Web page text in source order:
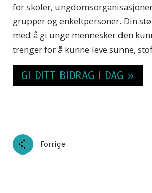
for skoler,
grupper og enkeltpersoner. Din
med å gi unge mennesker den
trenger for å kunne leve sunne,
GI DITT BIDRAG I DAG »
Forrige